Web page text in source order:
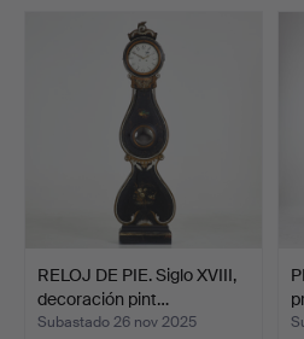
RELOJ DE PIE. Siglo XVIII,
decoración pint…
Subastado 26 nov 2025